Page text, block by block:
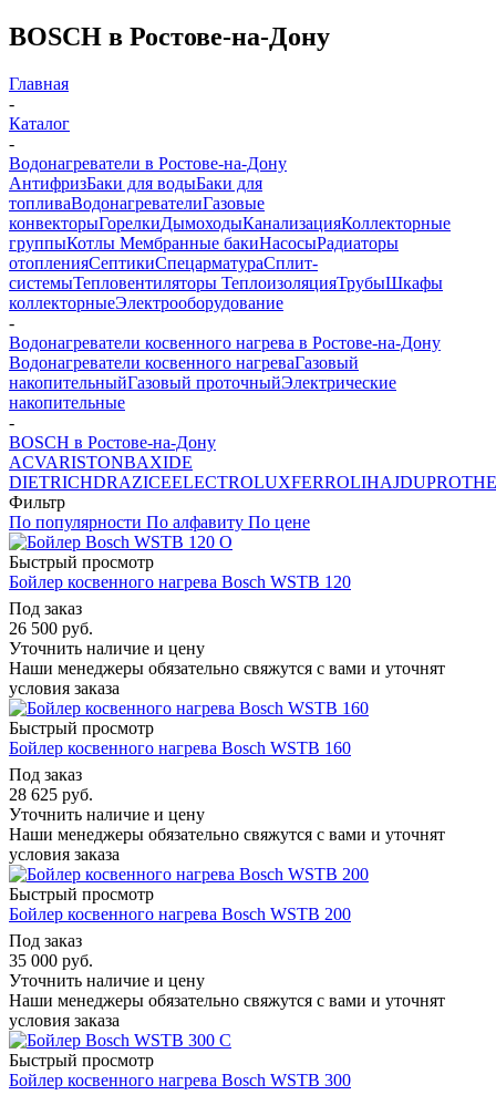
BOSCH в Ростове-на-Дону
Главная
-
Каталог
-
Водонагреватели в Ростове-на-Дону
АнтифризБаки для водыБаки для
топливаВодонагревателиГазовые
конвекторыГорелкиДымоходыКанализацияКоллекторные
группыКотлы Мембранные бакиНасосыРадиаторы
отопленияСептикиСпецарматураСплит-
системыТепловентиляторы ТеплоизоляцияТрубыШкафы
коллекторныеЭлектрооборудование
-
Водонагреватели косвенного нагрева в Ростове-на-Дону
Водонагреватели косвенного нагреваГазовый
накопительныйГазовый проточныйЭлектрические
накопительные
-
BOSCH в Ростове-на-Дону
ACVARISTONBAXIDE
DIETRICHDRAZICEELECTROLUXFERROLIHAJDU
Фильтр
По популярности По алфавиту По цене
Быстрый просмотр
Бойлер косвенного нагрева Bosch WSTB 120
Под заказ
26 500 руб.
Уточнить наличие и цену
Наши менеджеры обязательно свяжутся с вами и уточнят
условия заказа
Быстрый просмотр
Бойлер косвенного нагрева Bosch WSTB 160
Под заказ
28 625 руб.
Уточнить наличие и цену
Наши менеджеры обязательно свяжутся с вами и уточнят
условия заказа
Быстрый просмотр
Бойлер косвенного нагрева Bosch WSTB 200
Под заказ
35 000 руб.
Уточнить наличие и цену
Наши менеджеры обязательно свяжутся с вами и уточнят
условия заказа
Быстрый просмотр
Бойлер косвенного нагрева Bosch WSTB 300